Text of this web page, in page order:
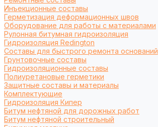
Инъекционные составы
Герметизация деформационных швов
Оборудование для работы с материалами
Рулонная битумная гидроизоляция
Гидроизоляция Redington
Составы для быстрого ремонта оснований
Грунтовочные составы
Гидроизоляционные составы
Полиуретановые герметики
Защитные составы и материалы
Комплектующие
Гидроизоляция Кипер
Битум нефтяной для дорожных работ
Битум нефтяной строительный